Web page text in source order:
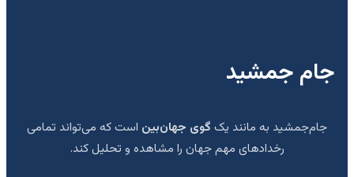
جام جمشید
جام‌جمشید به مانند یک گوی جهان‌بین است که می‌تواند تمامی
رخدادهای مهم جهان را مشاهده و تحلیل کند.